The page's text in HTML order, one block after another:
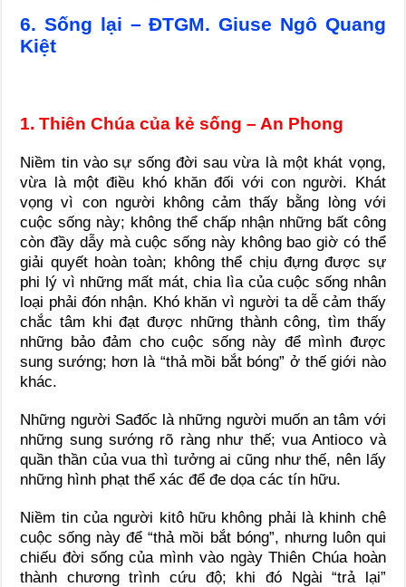
6. Sống lại – ĐTGM. Giuse Ngô Quang
Kiệt
1. Thiên Chúa của kẻ sống – An Phong
Niềm tin vào sự sống đời sau vừa là một khát vọng,
vừa là một điều khó khăn đối với con người. Khát
vọng vì con người không cảm thấy bằng lòng với
cuộc sống này; không thể chấp nhận những bất công
còn đầy dẫy mà cuộc sống này không bao giờ có thể
giải quyết hoàn toàn; không thể chịu đựng được sự
phi lý vì những mất mát, chia lìa của cuộc sống nhân
loại phải đón nhận. Khó khăn vì người ta dễ cảm thấy
chắc tâm khi đạt được những thành công, tìm thấy
những bảo đảm cho cuộc sống này để mình được
sung sướng; hơn là “thả mồi bắt bóng” ở thế giới nào
khác.
Những người Sađốc là những người muốn an tâm với
những sung sướng rõ ràng như thế; vua Antioco và
quần thần của vua thì tưởng ai cũng như thế, nên lấy
những hình phạt thể xác để đe dọa các tín hữu.
Niềm tin của người kitô hữu không phải là khinh chê
cuộc sống này để “thả mồi bắt bóng”, nhưng luôn qui
chiếu đời sống của mình vào ngày Thiên Chúa hoàn
thành chương trình cứu độ; khi đó Ngài “trả lại”